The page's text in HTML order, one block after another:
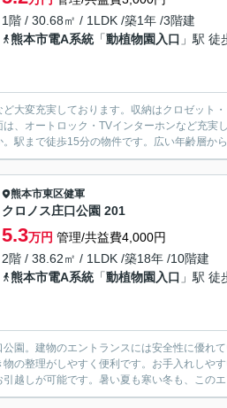
1階 / 30.68㎡ / 1LDK /築1年 /3階建
熊本市電A系統「動植物園入口 」駅 徒
大変充実しております。収納はクロゼット
、オートロック・TVインターホンなど充
駅まで徒歩15分の物件です。広い年齢層か
熊本市東区健軍
クロノス庄口公園 201
5.3万円 管理/共益費4,000円
2階 / 38.62㎡ / 1LDK /築18年 /10階建
熊本市電A系統「動植物園入口 」駅 徒
園。建物のエントランスには安全性に優れ
の整理がしやすく便利です。お手入れしや
越しが可能です。暑い夏も寒い冬も、この